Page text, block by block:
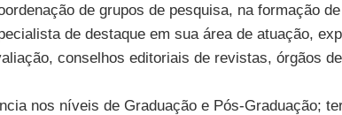
de grupos de pesquisa, na formação
de destaque em sua área de atuação,
conselhos editoriais de revistas, órgãos
nos níveis de Graduação e Pós-Graduação;